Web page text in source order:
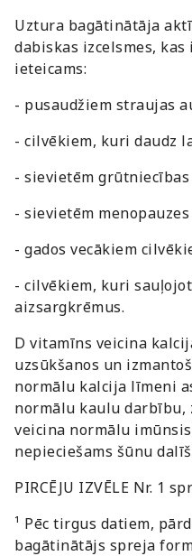
Uztura bagātinātāja
dabiskas izcelsmes,
ieteicams:
- pusaudžiem straujas
- cilvēkiem, kuri daudz
- sievietēm
- sievietēm
- gados vecākiem
- cilvēkiem, kuri
aizsargkrēmus.
D vitamīns veicina
uzsūkšanos un
normālu kalcija līmeni
normālu kaulu darbību,
veicina normālu
nepieciešams šūnu
PIRCĒJU IZVĒLE Nr. 1
¹ Pēc tirgus datiem,
bagātinātājs spreja